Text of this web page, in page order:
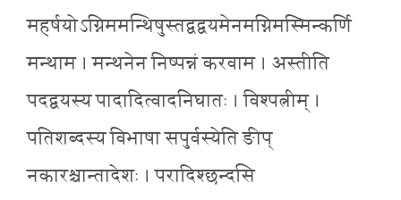
महर्षयोऽग्निममन्थिषुस्तद्वद्वयमेनमग्निमस्मिन्कर्णि
मन्थाम । मन्थनेन निष्पन्नं करवाम । अस्तीति
पदद्वयस्य पादादित्वादनिघातः । विश्पत्नीम् ।
पतिशब्दस्य विभाषा सपुर्वस्येति ङीप्
नकारश्चान्तादेशः । परादिश्छन्दसि